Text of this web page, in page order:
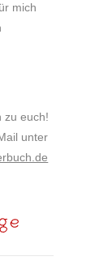
mich
zu euch!
unter